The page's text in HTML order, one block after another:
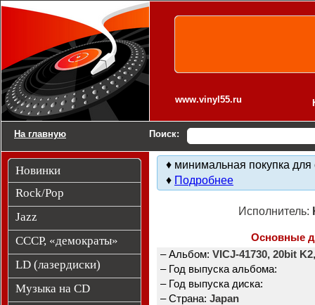
www.vinyl55.ru
На главную Поиск:
Новинки
Rock/Pop
Jazz
СССР, «демократы»
LD (лазердиски)
Музыка на CD
♦ минимальная покупка для
♦ Подробнее
Исполнитель:
Основные
– Альбом: VICJ-41730, 20bit
– Год выпуска альбома:
– Год выпуска диска:
– Страна: Japan